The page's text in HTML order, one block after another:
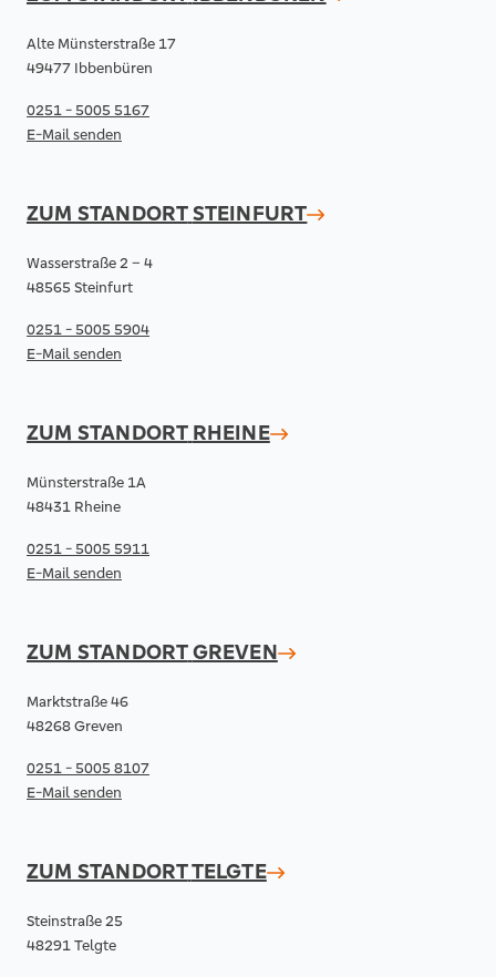
Alte Münsterstraße 17
49477 Ibbenbüren
0251 - 5005 5167
E-Mail senden
ZUM STANDORTSTEINFURT
Wasserstraße 2 – 4
48565 Steinfurt
0251 - 5005 5904
E-Mail senden
ZUM STANDORT RHEINE
Münsterstraße 1A
48431 Rheine
0251 - 5005 5911
E-Mail senden
ZUM STANDORTGREVEN
Marktstraße 46
48268 Greven
0251 - 5005 8107
E-Mail senden
ZUM STANDORTTELGTE
Steinstraße 25
48291 Telgte